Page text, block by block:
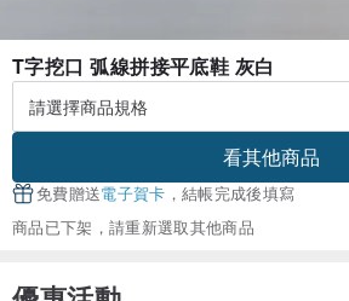
T字挖口 弧線拼接平底鞋 灰白
看其他商品
免費贈送電子賀卡 ，結帳完成後填寫
商品已下架，請重新選取其他商品